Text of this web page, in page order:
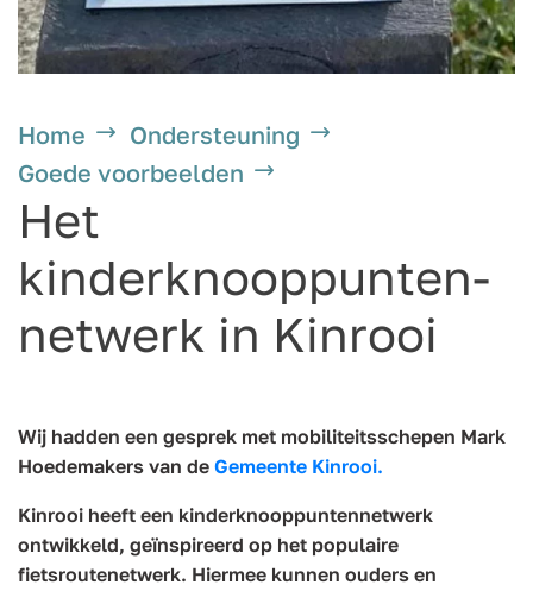
Home
Ondersteuning
Goede voorbeelden
Het
kinderknooppunten-
netwerk in Kinrooi
Wij hadden een gesprek met mobiliteitsschepen Mark
Hoedemakers van de Gemeente Kinrooi.
Kinrooi heeft een kinderknooppuntennetwerk
ontwikkeld, geïnspireerd op het populaire
fietsroutenetwerk. Hiermee kunnen ouders en